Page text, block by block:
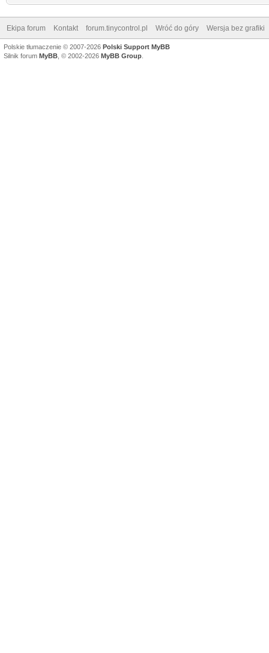
Ekipa forum Kontakt forum.tinycontrol.pl Wróć do góry Wersja bez grafiki
Polskie tłumaczenie © 2007-2026 Polski Support MyBB
Silnik forum MyBB , © 2002-2026 MyBB Group